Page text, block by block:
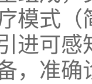
模式
进可感
，准